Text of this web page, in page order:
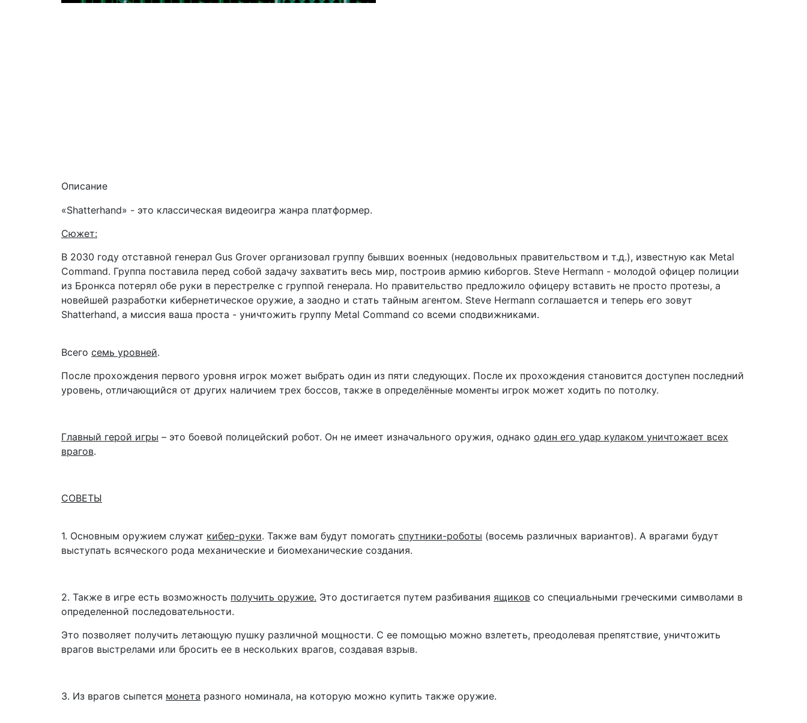
Описание
«Shatterhand» - это классическая видеоигра жанра платформер.
Сюжет:
В 2030 году отставной генерал Gus Grover организовал группу бывших военных (недовольных правительством и т.д.), известную как Metal
Command. Группа поставила перед собой задачу захватить весь мир, построив армию киборгов. Steve Hermann - молодой офицер полиции
из Бронкса потерял обе руки в перестрелке с группой генерала. Но правительство предложило офицеру вставить не просто протезы, а
новейшей разработки кибернетическое оружие, а заодно и стать тайным агентом. Steve Hermann соглашается и теперь его зовут
Shatterhand, а миссия ваша проста - уничтожить группу Metal Command со всеми сподвижниками.
Всего семь уровней.
После прохождения первого уровня игрок может выбрать один из пяти следующих. После их прохождения становится доступен последний
уровень, отличающийся от других наличием трех боссов, также в определённые моменты игрок может ходить по потолку.
Главный герой игры – это боевой полицейский робот. Он не имеет изначального оружия, однако один его удар кулаком уничтожает всех
врагов.
СОВЕТЫ
1. Основным оружием служат кибер-руки. Также вам будут помогать спутники-роботы (восемь различных вариантов). А врагами будут
выступать всяческого рода механические и биомеханические создания.
2. Также в игре есть возможность получить оружие. Это достигается путем разбивания ящиков со специальными греческими символами в
определенной последовательности.
Это позволяет получить летающую пушку различной мощности. С ее помощью можно взлететь, преодолевая препятствие, уничтожить
врагов выстрелами или бросить ее в нескольких врагов, создавая взрыв.
3. Из врагов сыпется монета разного номинала, на которую можно купить также оружие.